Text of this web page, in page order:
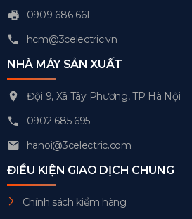
0909 686 661
hcm@3celectric.vn
NHÀ MÁY SẢN XUẤT
Đội 9, Xã Tây Phương, TP Hà Nội
0902 685 695
hanoi@3celectric.com
ĐIỀU KIỆN GIAO DỊCH CHUNG
Chính sách kiểm hàng